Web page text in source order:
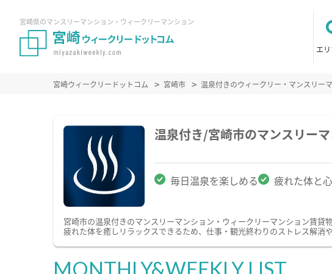
宮崎県のマンスリーマンション・ウィークリーマンション
エ
宮崎ウィークリードットコム 宮崎市 温泉付きのウィークリー・マンスリー
温泉付き/宮崎市のマンスリー
毎日温泉を楽しめる 疲れた体と
宮崎市の温泉付きのマンスリーマンション・ウィークリーマンション賃貸
疲れた体を癒しリラックスできるため、仕事・観光終わりのストレス解消
MONTHLY&WEEKLY LIST